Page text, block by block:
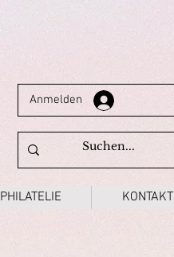
Anmelden
PHILATELIE KONTAKT